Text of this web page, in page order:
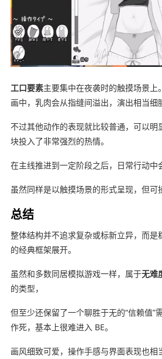
工口要素主要集中在夜袭时的触摸场景上
画中，乳肉会从指缝间溢出，演出相当细
不过其他动作的表现就比较普通，可以明
块投入了非常强烈的热情。
在主线推进到一定阶段之后，日常行动中
虽然同样是以触摸场景的形式呈现，但可
总结
整体结构并不追求复杂或标新立异，而是
的经典框架展开。
虽然和多数同居模拟游戏一样，属于无难
的类型，
但至少还保留了一个聊胜于无的“信赖值”
作死，基本上很难进入 BE。
画风细致可爱，操作手感与界面表现也相